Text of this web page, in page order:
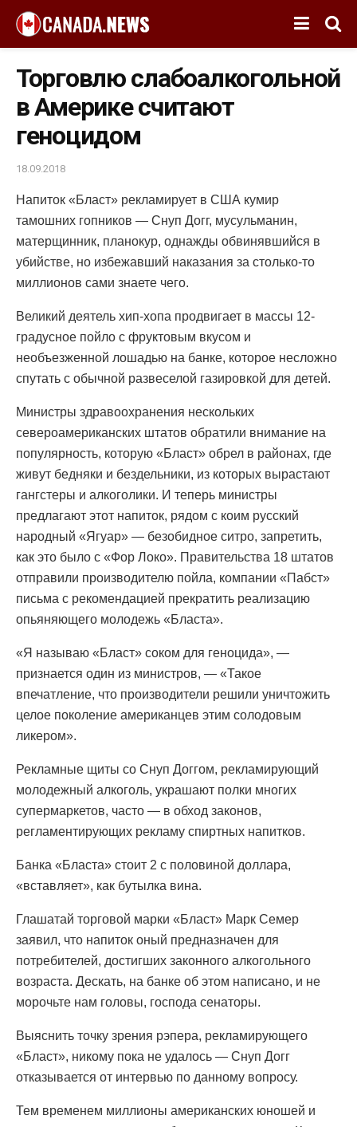
Торговлю слабоалкогольной
в Америке считают
геноцидом
18.09.2018
Напиток «Бласт» рекламирует в США кумир
тамошних гопников — Снуп Догг, мусульманин,
матерщинник, планокур, однажды обвинявшийся в
убийстве, но избежавший наказания за столько-то
миллионов сами знаете чего.
Великий деятель хип-хопа продвигает в массы 12-
градусное пойло с фруктовым вкусом и
необъезженной лошадью на банке, которое несложно
спутать с обычной развеселой газировкой для детей.
Министры здравоохранения нескольких
североамериканских штатов обратили внимание на
популярность, которую «Бласт» обрел в районах, где
живут бедняки и бездельники, из которых вырастают
гангстеры и алкоголики. И теперь министры
предлагают этот напиток, рядом с коим русский
народный «Ягуар» — безобидное ситро, запретить,
как это было с «Фор Локо». Правительства 18 штатов
отправили производителю пойла, компании «Пабст»
письма с рекомендацией прекратить реализацию
опьяняющего молодежь «Бласта».
«Я называю «Бласт» соком для геноцида», —
признается один из министров, — «Такое
впечатление, что производители решили уничтожить
целое поколение американцев этим солодовым
ликером».
Рекламные щиты со Снуп Доггом, рекламирующий
молодежный алкоголь, украшают полки многих
супермаркетов, часто — в обход законов,
регламентирующих рекламу спиртных напитков.
Банка «Бласта» стоит 2 с половиной доллара,
«вставляет», как бутылка вина.
Глашатай торговой марки «Бласт» Марк Семер
заявил, что напиток оный предназначен для
потребителей, достигших законного алкогольного
возраста. Дескать, на банке об этом написано, и не
морочьте нам головы, господа сенаторы.
Выяснить точку зрения рэпера, рекламирующего
«Бласт», никому пока не удалось — Снуп Догг
отказывается от интервью по данному вопросу.
Тем временем миллионы американских юношей и